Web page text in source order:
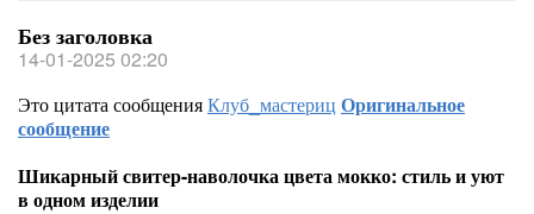
Без заголовка
14-01-2025 02:20
Это цитата сообщенияКлуб_мастериц Оригинальное
сообщение
Шикарный свитер-наволочка цвета мокко: стиль и уют
в одном изделии